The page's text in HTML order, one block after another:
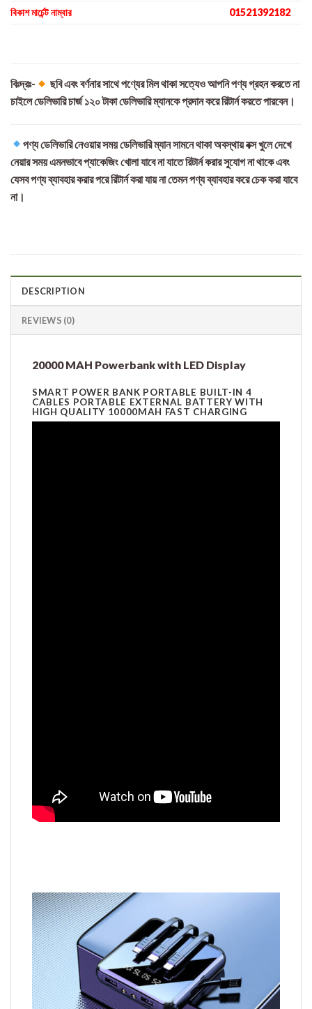
বিকাশ মার্চেন্ট নাম্বার
01521392182
বিঃদ্রঃ-
ছবি এবং বর্ণনার সাথে পণ্যের মিল থাকা সত্যেও আপনি পণ্য গ্রহন করতে না
চাইলে ডেলিভারি চার্জ ১২০ টাকা ডেলিভারি ম্যানকে প্রদান করে রিটার্ন করতে পারবেন।
পণ্য ডেলিভারি নেওয়ার সময় ডেলিভারি ম্যান সামনে থাকা অবস্থায় বক্স খুলে দেখে
নেয়ার সময় এমনভাবে প্যাকেজিং খোলা যাবে না যাতে রিটার্ন করার সুযোগ না থাকে এবং
যেসব পণ্য ব্যাবহার করার পরে রিটার্ন করা যায় না তেমন পণ্য ব্যাবহার করে চেক করা যাবে
না।
DESCRIPTION
REVIEWS (0)
20000 MAH Powerbank with LED Display
SMART POWER BANK PORTABLE BUILT-IN 4
CABLES PORTABLE EXTERNAL BATTERY WITH
HIGH QUALITY 10000MAH FAST CHARGING